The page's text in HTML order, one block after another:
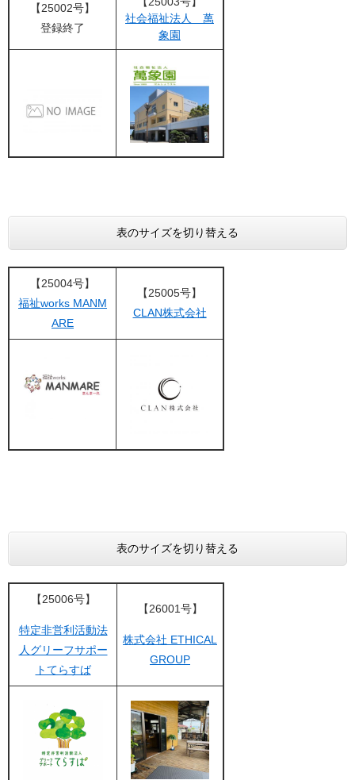
【25002号】
登録終了
社会福祉法人 萬
象園
表のサイズを切り替える
【25004号】
福祉works MANM
ARE
【25005号】
CLAN株式会社
表のサイズを切り替える
【25006号】
特定非営利活動法
人グリーフサポー
トてらすば
【26001号】
株式会社 ETHICAL
GROUP